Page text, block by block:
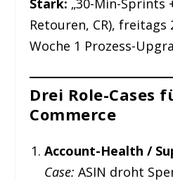
Stark: „30-Min-Sprints
Retouren, CR), freitags
Woche 1 Prozess-
Drei Role-Cases
Commerce
Account-Health /
Case: ASIN droht